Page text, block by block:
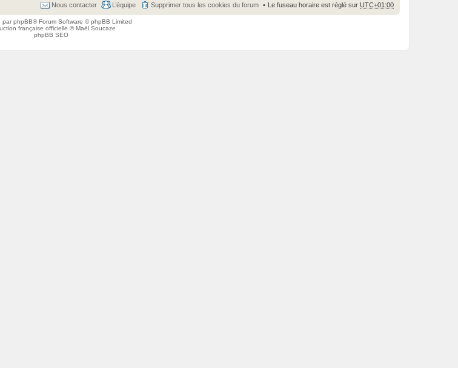
Le fuseau horaire est réglé sur UTC+01:00
Supprimer tous les cookies du forum
L’équipe
Nous contacter
parphpBB® Forum Software © phpBB Limited
française officielle ©Maël Soucaze
phpBB SEO